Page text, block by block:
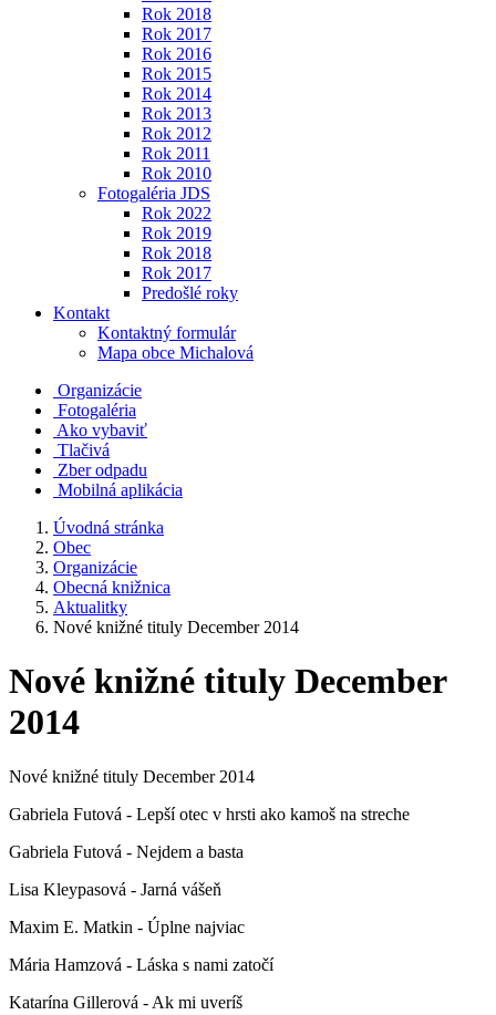
Rok 2018
Rok 2017
Rok 2016
Rok 2015
Rok 2014
Rok 2013
Rok 2012
Rok 2011
Rok 2010
Fotogaléria JDS
Rok 2022
Rok 2019
Rok 2018
Rok 2017
Predošlé roky
Kontakt
Kontaktný formulár
Mapa obce Michalová
Organizácie
Fotogaléria
Ako vybaviť
Tlačivá
Zber odpadu
Mobilná aplikácia
Úvodná stránka
Obec
Organizácie
Obecná knižnica
Aktualitky
Nové knižné tituly December 2014
Nové knižné tituly December
2014
Nové knižné tituly December 2014
Gabriela Futová - Lepší otec v hrsti ako kamoš na streche
Gabriela Futová - Nejdem a basta
Lisa Kleypasová - Jarná vášeň
Maxim E. Matkin - Úplne najviac
Mária Hamzová - Láska s nami zatočí
Katarína Gillerová - Ak mi uveríš